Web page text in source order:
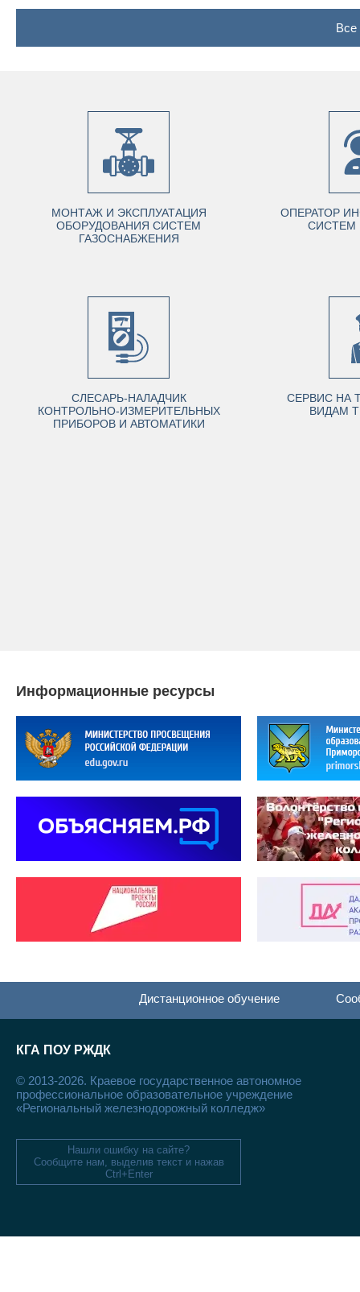
Все
МОНТАЖ И ЭКСПЛУАТАЦИЯ
ОБОРУДОВАНИЯ СИСТЕМ
ГАЗОСНАБЖЕНИЯ
ОПЕРАТОР
СИСТЕМ
СЛЕСАРЬ-НАЛАДЧИК
КОНТРОЛЬНО-ИЗМЕРИТЕЛЬНЫХ
ПРИБОРОВ И АВТОМАТИКИ
СЕРВИС НА
ВИДАМ
Информационные ресурсы
Дистанционное обучение
КГА ПОУ РЖДК
© 2013-2026. Краевое государственное автономное
профессиональное образовательное учреждение
«Региональный железнодорожный колледж»
Нашли ошибку на сайте?
Сообщите нам, выделив текст и нажав
Ctrl+Enter